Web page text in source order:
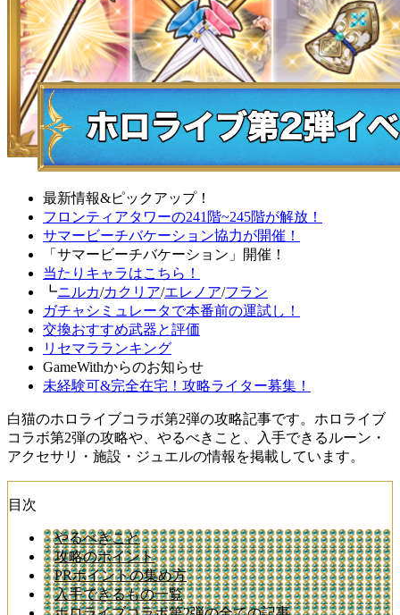
最新情報&ピックアップ！
フロンティアタワーの241階~245階が解放！
サマービーチバケーション協力が開催！
「サマービーチバケーション」開催！
当たりキャラはこちら！
┗ニルカ/カクリア/エレノア/フラン
ガチャシミュレータで本番前の運試し！
交換おすすめ武器と評価
リセマラランキング
GameWithからのお知らせ
未経験可&完全在宅！攻略ライター募集！
白猫のホロライブコラボ第2弾の攻略記事です。ホロライブ
コラボ第2弾の攻略や、やるべきこと、入手できるルーン・
アクセサリ・施設・ジュエルの情報を掲載しています。
目次
やるべきこと
攻略のポイント
PRポイントの集め方
入手できるもの一覧